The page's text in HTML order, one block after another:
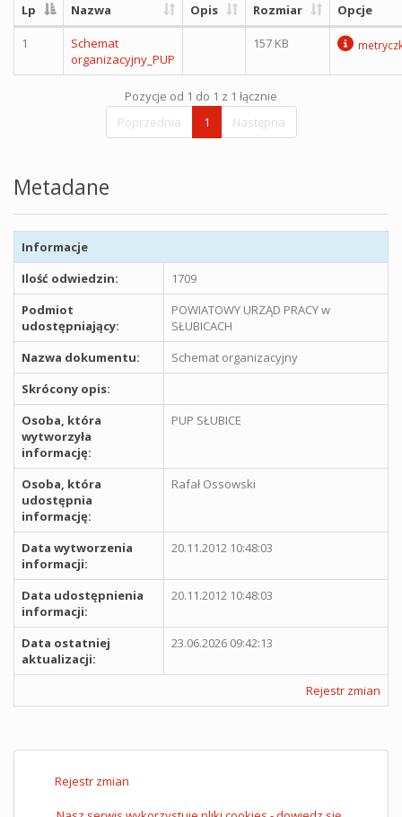
Lp Nazwa Opis Rozmiar Opcje
1
Schemat
organizacyjny_PUP
157 KB
Pozycje od 1 do 1 z 1 łącznie
Poprzednia
1 Następna
Metadane
Informacje
Ilość odwiedzin:
1709
Podmiot
udostępniający:
POWIATOWY URZĄD PRACY w
SŁUBICACH
Nazwa dokumentu:
Schemat organizacyjny
Skrócony opis:
Osoba, która
wytworzyła
informację:
PUP SŁUBICE
Osoba, która
udostępnia
informację:
Rafał Ossowski
Data wytworzenia
informacji:
20.11.2012 10:48:03
Data udostępnienia
informacji:
20.11.2012 10:48:03
Data ostatniej
aktualizacji:
23.06.2026 09:42:13
Rejestr zmian
Rejestr zmian